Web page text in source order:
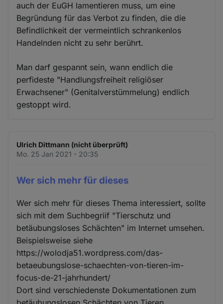
auch der EuGH lamentieren muss, um eine
Begründung für das Verbot zu finden, die die
Befindlichkeit der vermeintlich schrankenlos
Handelnden nicht zu sehr berührt.
Man darf gespannt sein, wann endlich die
perfideste "Handlungsfreiheit religiöser
Erwachsener" (Genitalverstümmelung) endlich
gestoppt wird.
Ulrich Dittmann (nicht überprüft)
Mo. 25 Jan 2021 - 20:35
Wer sich mehr für dieses
Wer sich mehr für dieses Thema interessiert, sollte
sich mit dem Suchbegriif "Tierschutz und
betäubungsloses Schächten" im Internet umsehen.
Beispielsweise siehe
https://wolodja51.wordpress.com/das-
betaeubungslose-schaechten-von-tieren-im-
focus-de-21-jahrhundert/
Dort sind verschiedenste Dokumentationen zum